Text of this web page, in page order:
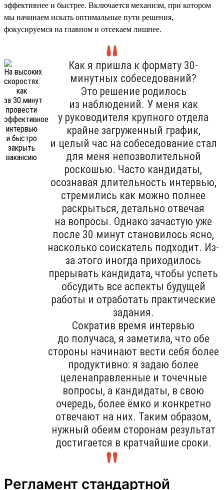
эффективнее и быстрее. Включается механизм, при котором
мы начинаем искать оптимальные пути решения,
фокусируемся на главном и отсекаем лишнее.
Как я пришла к формату 30-
минутных собеседований?
Это решение родилось
из наблюдений. У меня как
у руководителя крупного отдела
крайне загруженный график,
и целый час на собеседование стал
для меня непозволительной
роскошью. Часто кандидаты,
осознавая длительность интервью,
стремились как можно полнее
раскрыться, детально отвечая
на вопросы. Однако зачастую уже
после 30 минут становилось ясно,
насколько соискатель подходит. Из-
за этого иногда приходилось
прерывать кандидата, чтобы успеть
обсудить все аспекты будущей
работы и отработать практические
задания.
Сократив время интервью
до получаса, я заметила, что обе
стороны начинают вести себя более
продуктивно: я задаю более
целенаправленные и точечные
вопросы, а кандидаты, в свою
очередь, более ёмко и конкретно
отвечают на них. Таким образом,
нужный обеим сторонам результат
достигается в кратчайшие сроки.
Регламент стандартной